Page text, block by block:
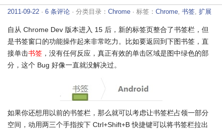
2011-09-22 · 6 条评论 · 分类目录： Chrome · 标签： Chrome 书签 扩展
自从 Chrome Dev 版本进入 15 后，新的标签页整合了书签栏，但
是书签窗口的功能操作起来非常吃力。比如要返回到下图书签，直
接单击书签 ，没有任何反应，真正有效的单击区域是图中绿色的部
分，这个 Bug 好像一直就没解决过。
如果你还想用以前的书签栏，那么就可以考虑让书签栏占领一部分
空间，动用两三个手指按下 Ctrl+Shift+B 快捷键可以将书签栏拉出